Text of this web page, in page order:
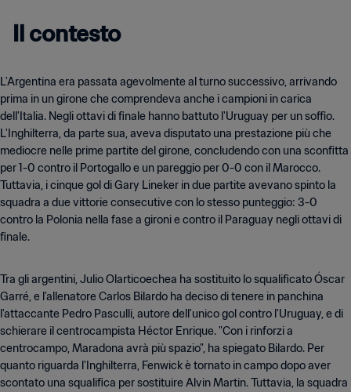
Il contesto
L'Argentina era passata agevolmente al turno successivo, arrivando
prima in un girone che comprendeva anche i campioni in carica
dell'Italia. Negli ottavi di finale hanno battuto l'Uruguay per un soffio.
L'Inghilterra, da parte sua, aveva disputato una prestazione più che
mediocre nelle prime partite del girone, concludendo con una sconfitta
per 1-0 contro il Portogallo e un pareggio per 0-0 con il Marocco.
Tuttavia, i cinque gol di Gary Lineker in due partite avevano spinto la
squadra a due vittorie consecutive con lo stesso punteggio: 3-0
contro la Polonia nella fase a gironi e contro il Paraguay negli ottavi di
finale.
Tra gli argentini, Julio Olarticoechea ha sostituito lo squalificato Óscar
Garré, e l'allenatore Carlos Bilardo ha deciso di tenere in panchina
l'attaccante Pedro Pasculli, autore dell'unico gol contro l'Uruguay, e di
schierare il centrocampista Héctor Enrique. "Con i rinforzi a
centrocampo, Maradona avrà più spazio", ha spiegato Bilardo. Per
quanto riguarda l'Inghilterra, Fenwick è tornato in campo dopo aver
scontato una squalifica per sostituire Alvin Martin. Tuttavia, la squadra